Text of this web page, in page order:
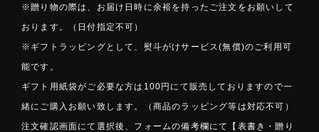
※贈り物の際は、お届け日時に余裕を持ったご注文をお願いして
おります。（日付指定不可）
※ギフトラッピングとして、熨斗がけサービス(無償)のご利用可
能です。
ギフト用紙袋がご必要な方は100円にて販売しておりますので一
緒にご購入お願い致します。（商品のラッピング等は対応不可）
注文確認画面にて選択後、フォームの備考欄にて【表書き・贈り